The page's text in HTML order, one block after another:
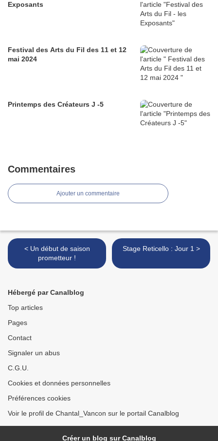
Exposants
Festival des Arts du Fil des 11 et 12
mai 2024
Printemps des Créateurs J -5
Commentaires
Ajouter un commentaire
< Un début de saison
prometteur !
Stage Reticello : Jour 1 >
Hébergé par Canalblog
Top articles
Pages
Contact
Signaler un abus
C.G.U.
Cookies et données personnelles
Préférences cookies
Voir le profil de Chantal_Vancon sur le portail Canalblog
Créer un blog sur Canalblog